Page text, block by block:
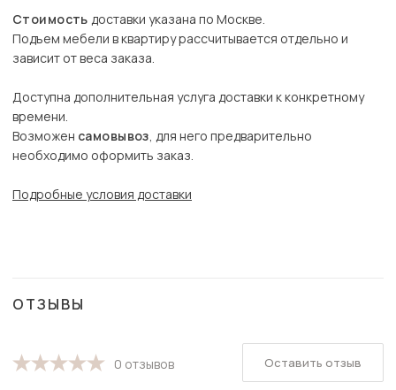
Стоимость доставки указана по Москве.
Подъем мебели в квартиру рассчитывается отдельно и
зависит от веса заказа.
Доступна дополнительная услуга доставки к конкретному
времени.
Возможен самовывоз, для него предварительно
необходимо оформить заказ.
Подробные условия доставки
ОТЗЫВЫ
0 отзывов Оставить отзыв